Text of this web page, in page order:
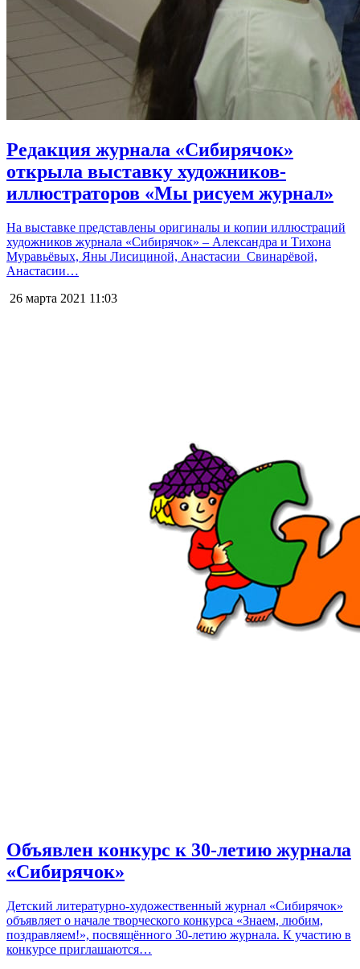
Редакция журнала «Сибирячок»
открыла выставку художников-
иллюстраторов «Мы рисуем журнал»
На выставке представлены оригиналы и копии иллюстраций
художников журнала «Сибирячок» – Александра и Тихона
Муравьёвых, Яны Лисициной, Анастасии Свинарёвой,
Анастасии…
26 марта 2021 11:03
Объявлен конкурс к 30-летию журнала
«Сибирячок»
Детский литературно-художественный журнал «Сибирячок»
объявляет о начале творческого конкурса «Знаем, любим,
поздравляем!», посвящённого 30-летию журнала. К участию в
конкурсе приглашаются…